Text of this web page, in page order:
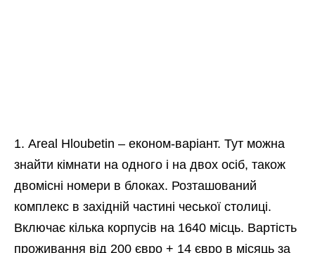
Areal Hloubetin – економ-варіант. Тут можна
знайти кімнати на одного і на двох осіб, також
двомісні номери в блоках. Розташований
комплекс в західній частині чеської столиці.
Включає кілька корпусів на 1640 місць. Вартість
проживання від 200 євро + 14 євро в місяць за